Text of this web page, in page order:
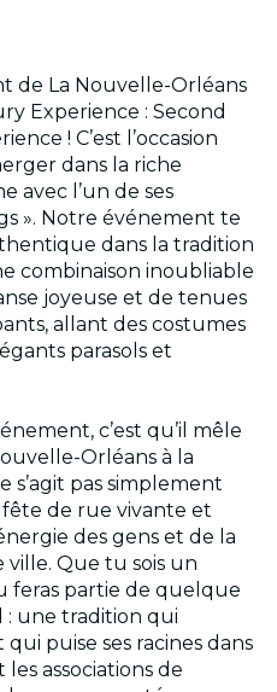
de La Nouvelle-Orléans
Experience : Second
! C’est l’occasion
dans la riche
avec l’un de ses
». Notre événement te
dans la tradition
combinaison inoubliable
joyeuse et de tenues
allant des costumes
parasols et
c’est qu’il mêle
Orléans à la
s’agit pas simplement
fête de rue vivante et
des gens et de la
Que tu sois un
feras partie de quelque
: une tradition qui
puise ses racines dans
associations de